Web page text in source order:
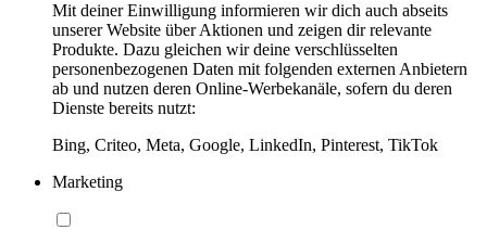
Mit deiner Einwilligung informieren wir dich auch abseits
unserer Website über Aktionen und zeigen dir relevante
Produkte. Dazu gleichen wir deine verschlüsselten
personenbezogenen Daten mit folgenden externen Anbietern
ab und nutzen deren Online-Werbekanäle, sofern du deren
Dienste bereits nutzt:
Bing, Criteo, Meta, Google, LinkedIn, Pinterest, TikTok
Marketing